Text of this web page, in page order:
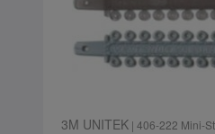
3M UNITEK| 406-222 Mini-